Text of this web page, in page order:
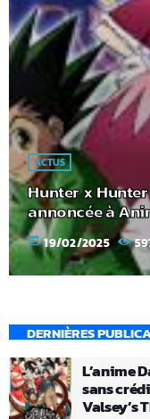
ACTUS
Hunter x
annoncée à
today 19/02/2025
DERNIÈRES
L’anime
sans
Valsey’s